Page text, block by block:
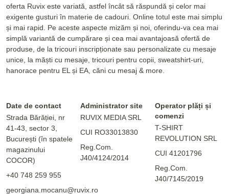
oferta Ruvix este variată, astfel încât să răspundă și celor mai
exigente gusturi în materie de cadouri. Online totul este mai simplu
și mai rapid. Pe aceste aspecte mizăm și noi, oferindu-va cea mai
simplă variantă de cumpărare și cea mai avantajoasă ofertă de
produse, de la tricouri inscripționate sau personalizate cu mesaje
unice, la măști cu mesaje, tricouri pentru copii, sweatshirt-uri,
hanorace pentru EL și EA, căni cu mesaj & more.
Date de contact
Strada Bărăției, nr
41-43, sector 3,
București (în spatele
magazinului
COCOR)
+40 748 259 955
georgiana.mocanu@ruvix.ro
Administrator site
RUVIX MEDIA SRL
CUI RO33013830
Reg.Com.
J40/4124/2014
Operator plăți și
comenzi
T-SHIRT
REVOLUTION SRL
CUI 41201796
Reg.Com.
J40/7145/2019